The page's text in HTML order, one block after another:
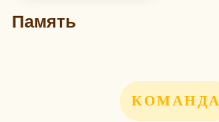
КОМАНДА
© Все права защищены